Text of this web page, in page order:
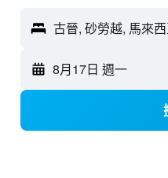
古晉, 砂勞越, 馬來
8月17日 週一